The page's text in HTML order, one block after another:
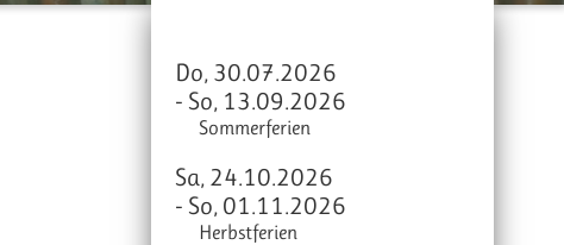
Do, 30.07.2026
- So, 13.09.2026
Sommerferien
Sa, 24.10.2026
- So, 01.11.2026
Herbstferien